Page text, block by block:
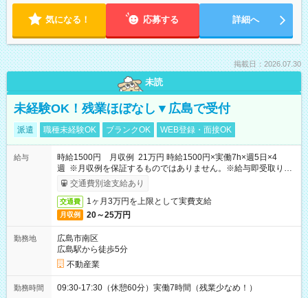
気になる！ 応募する 詳細へ
掲載日：2026.07.30
未読
未経験OK！残業ほぼなし▼広島で受付
派遣 職種未経験OK ブランクOK WEB登録・面接OK
給与
時給1500円 月収例 21万円 時給1500円×実働7h×週5日×4
週 ※月収例を保証するものではありません。※給与即受取りサ
ービス利用可（利用条件有）
交通費別途支給あり
交通費 1ヶ月3万円を上限として実費支給
月収例 20～25万円
勤務地
広島市南区
広島駅から徒歩5分
不動産業
勤務時間 09:30-17:30（休憩60分）実働7時間（残業少なめ！）